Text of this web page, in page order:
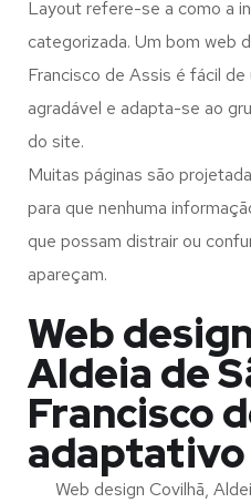
Layout refere-se a como a
categorizada. Um bom web
Francisco de Assis é fácil
agradável e adapta-se ao
do site.
Muitas páginas são
para que nenhuma
que possam distrair ou
apareçam.
Web
Aldeia de
Francisco
adaptativo
Web design Covilhã,